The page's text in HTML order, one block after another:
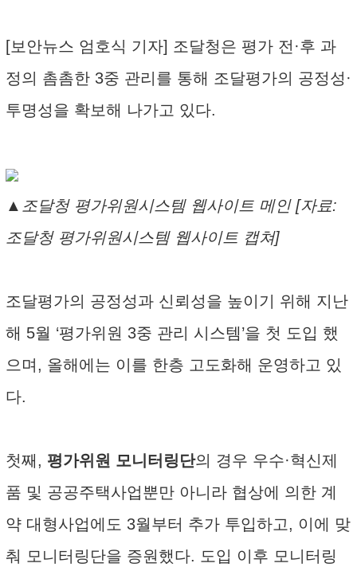
[보안뉴스 엄호식 기자] 조달청은 평가 전·후 과
정의 촘촘한 3중 관리를 통해 조달평가의 공정성·
투명성을 확보해 나가고 있다.
▲조달청 평가위원시스템 웹사이트 메인 [자료:
조달청 평가위원시스템 웹사이트 캡쳐]
조달평가의 공정성과 신뢰성을 높이기 위해 지난
해 5월 ‘평가위원 3중 관리 시스템’을 첫 도입 했
으며, 올해에는 이를 한층 고도화해 운영하고 있
다.
첫째, 평가위원 모니터링단의 경우 우수·혁신제
품 및 공공주택사업뿐만 아니라 협상에 의한 계
약 대형사업에도 3월부터 추가 투입하고, 이에 맞
춰 모니터링단을 증원했다. 도입 이후 모니터링